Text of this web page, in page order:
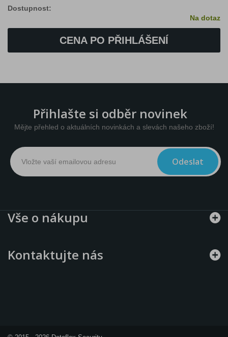
Dostupnost:
Na dotaz
CENA PO PŘIHLÁŠENÍ
Přihlašte si odběr novinek
Mějte přehled o aktuálních novinkách a slevách našeho zboží!
Odeslat
Vše o nákupu
Kontaktujte nás